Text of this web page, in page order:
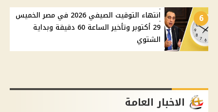
6
انتهاء التوقيت الصيفي 2026 في مصر الخميس
29 أكتوبر وتأخير الساعة 60 دقيقة وبداية
الشتوي
الاخبار العامة